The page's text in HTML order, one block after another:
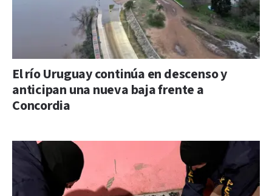
El río Uruguay continúa en descenso y
anticipan una nueva baja frente a
Concordia